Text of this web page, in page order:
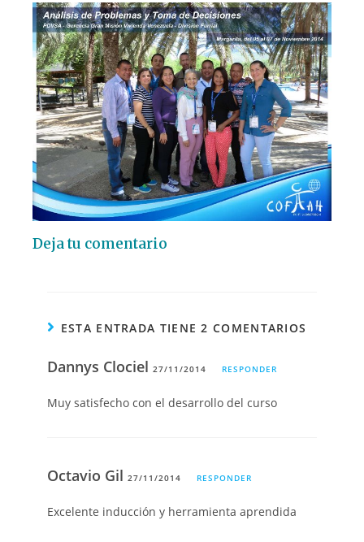
Deja tu comentario
ESTA ENTRADA TIENE 2 COMENTARIOS
Dannys Clociel27/11/2014 RESPONDER
Muy satisfecho con el desarrollo del curso
Octavio Gil27/11/2014 RESPONDER
Excelente inducción y herramienta aprendida